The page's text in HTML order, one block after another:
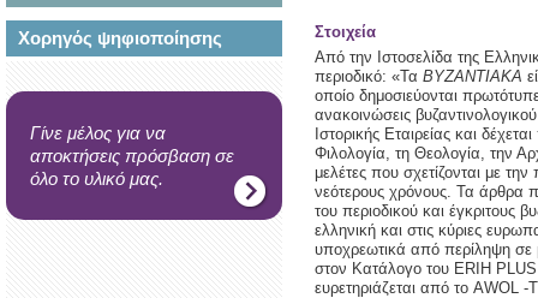
Χορηγός ψηφιοποίησης
Γίνε μέλος για να
αποκτήσεις πρόσβαση σε
όλο το υλικό μας.
Στοιχεία
Από την Ιστοσελίδα της
περιοδικό: «Τα ΒΥΖΑΝΤΙΑΚΑ
οποίο δημοσιεύονται
ανακοινώσεις
Ιστορικής Εταιρείας και
Φιλολογία, τη Θεολογία, την
μελέτες που σχετίζονται με
νεότερους χρόνους. Τα άρθρα
του περιοδικού και έγκριτους
ελληνική και στις κύριες
υποχρεωτικά από περίληψη σε
στον Κατάλογο του ERIH
ευρετηριάζεται από το AWOL